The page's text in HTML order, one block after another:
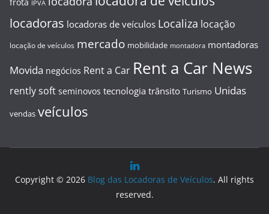
IPVA
locadoras locadoras de veículos Localiza locação
locação de veículos mercado mobilidade montadora montadoras
Movida negócios Rent a Car Rent a Car News
rently soft seminovos tecnologia trânsito Turismo Unidas
vendas veículos
Copyright © 2026 Blog das Locadoras de Veículos. All rights
reserved.